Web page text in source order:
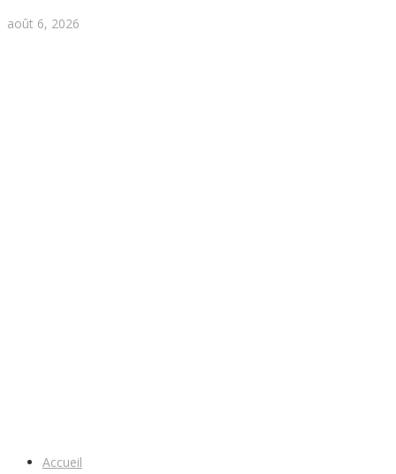
août 6, 2026
Accueil